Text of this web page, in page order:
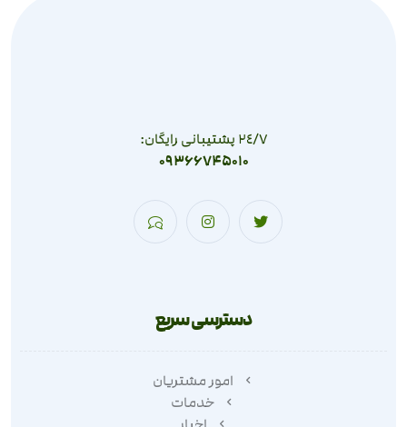
٢٤/٧ پشتیبانی رایگان:
09366745010
دسترسی سریع
امور مشتریان
خدمات